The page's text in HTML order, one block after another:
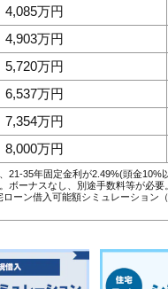
4,085万円
4,903万円
5,720万円
6,537万円
7,354万円
8,000万円
21-35年固定金利が2.49%(頭金10%
ボーナスなし、別途手数料等が必
ローン借入可能額シミュレーション（